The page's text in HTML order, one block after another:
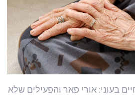
חיים בעוני: אורי פאר והפעילים שלא